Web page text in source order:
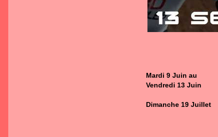
Mardi 9 Juin au
Vendredi 13 Juin
Dimanche 19 Juillet